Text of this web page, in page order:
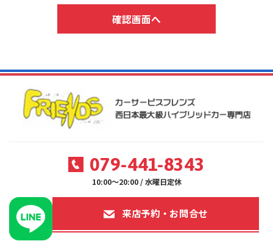
079-441-8343
10:00～20:00 / 水曜日定休
来店予約・お問合せ